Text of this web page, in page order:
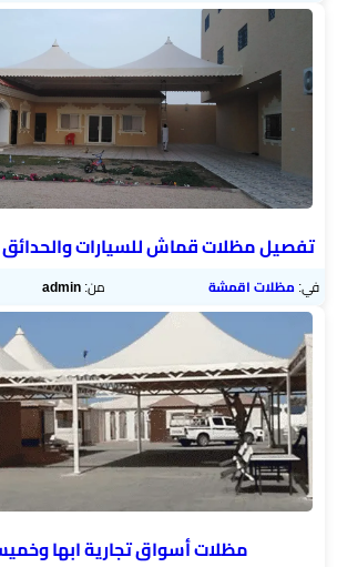
تفصيل مظلات قماش للسيارات
في:مظلات اقمشة من:admin
مظلات أسواق تجارية ابها